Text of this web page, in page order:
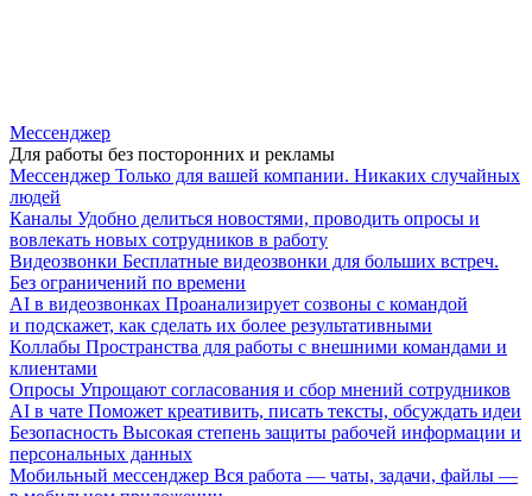
Мессенджер
Для работы без посторонних и рекламы
Мессенджер Только для вашей компании. Никаких случайных
людей
Каналы Удобно делиться новостями, проводить опросы и
вовлекать новых сотрудников в работу
Видеозвонки Бесплатные видеозвонки для больших встреч.
Без ограничений по времени
AI в видеозвонках Проанализирует созвоны с командой
и подскажет, как сделать их более результативными
Коллабы Пространства для работы с внешними командами и
клиентами
Опросы Упрощают согласования и сбор мнений сотрудников
AI в чате Поможет креативить, писать тексты, обсуждать идеи
Безопасность Высокая степень защиты рабочей информации и
персональных данных
Мобильный мессенджер Вся работа — чаты, задачи, файлы —